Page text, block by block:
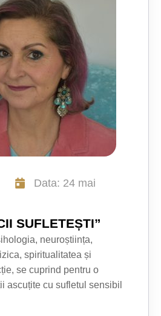
Data: 24 mai
SUFLETEȘTI”
neuroștiința,
spiritualitatea și
se cuprind pentru o
ascuțite cu sufletul sensibil